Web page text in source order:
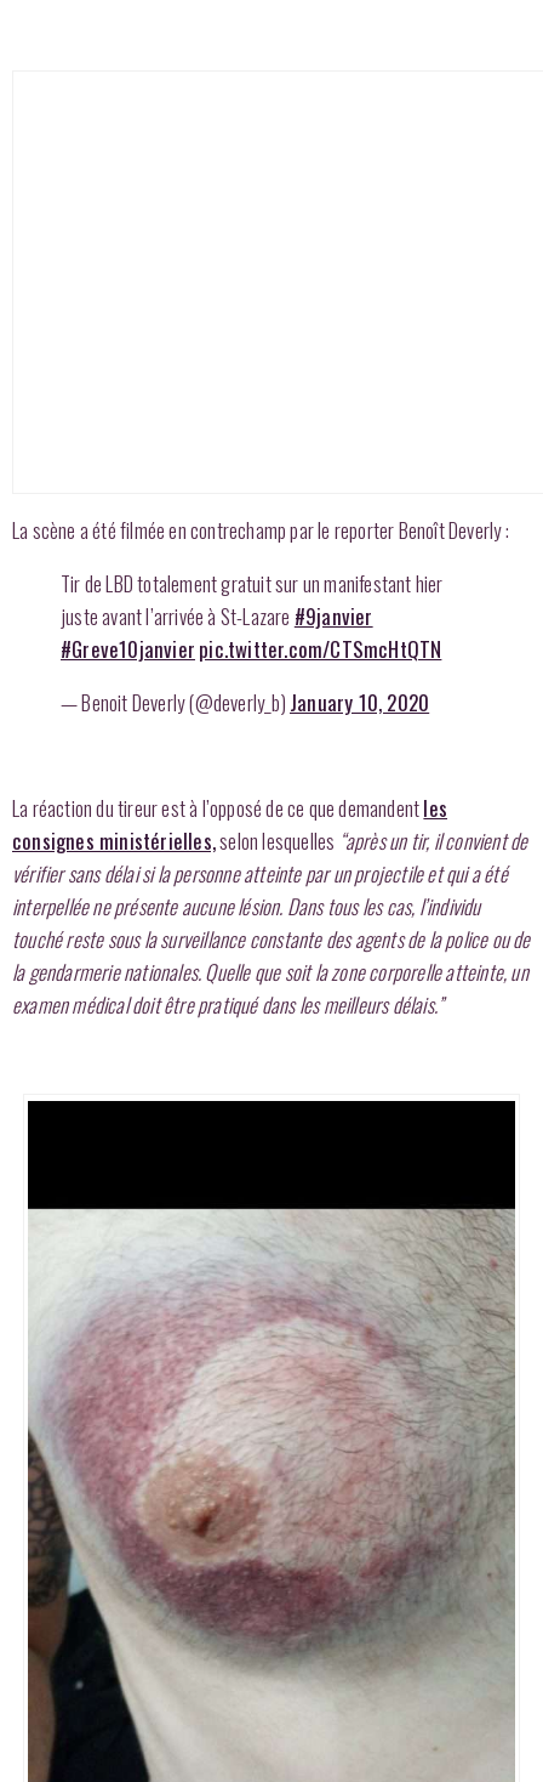
La scène a été filmée en contrechamp par le reporter Benoît Deverly :
Tir de LBD totalement gratuit sur un manifestant hier
juste avant l’arrivée à St-Lazare #9janvier
#Greve10janvier pic.twitter.com/CTSmcHtQTN
— Benoit Deverly (@deverly_b) January 10, 2020
La réaction du tireur est à l’opposé de ce que demandentles
consignes ministérielles,selon lesquelles “après un tir, il convient de
vérifier sans délai si la personne atteinte par un projectile et qui a été
interpellée ne présente aucune lésion. Dans tous les cas, l’individu
touché reste sous la surveillance constante des agents de la police ou de
la gendarmerie nationales. Quelle que soit la zone corporelle atteinte, un
examen médical doit être pratiqué dans les meilleurs délais.”